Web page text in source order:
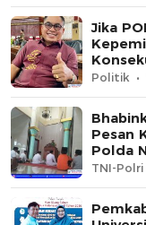
Jika
Politik
Pesan
Polda
TNI-Polri